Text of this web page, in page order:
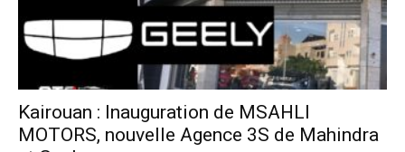
Kairouan : Inauguration de MSAHLI
MOTORS, nouvelle Agence 3S de Mahindra